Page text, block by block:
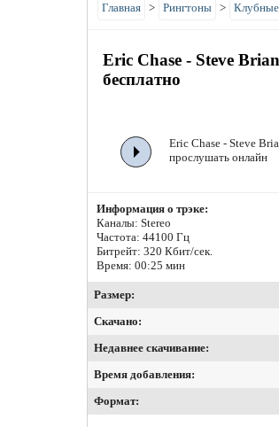
Главная > Рингтоны > Клубные
Eric Chase - Steve
бесплатно
Eric Chase - Steve
прослушать онлайн
Информация о трэке:
Каналы: Stereo
Частота: 44100 Гц
Битрейт: 320 Кбит/сек.
Время: 00:25 мин
Размер:
Скачано:
Недавнее скачивание:
Время добавления:
Формат: